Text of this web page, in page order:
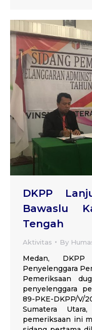
DKPP
Bawaslu
Tengah
Aktivitas By
Medan,
Penyelenggara
Pemeriksaan
penyelenggara
89-PKE-DKPP/V/
Sumatera
pemeriksaan ini